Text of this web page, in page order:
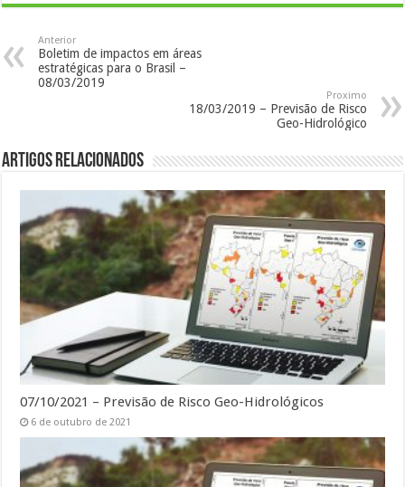
Anterior
Boletim de impactos em áreas
estratégicas para o Brasil –
08/03/2019
Proximo
18/03/2019 – Previsão de Risco
Geo-Hidrológico
Artigos Relacionados
07/10/2021 – Previsão de Risco Geo-Hidrológicos
6 de outubro de 2021